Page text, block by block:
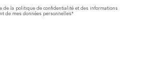
de la politique de confidentialité et des informations
de mes données personnelles*